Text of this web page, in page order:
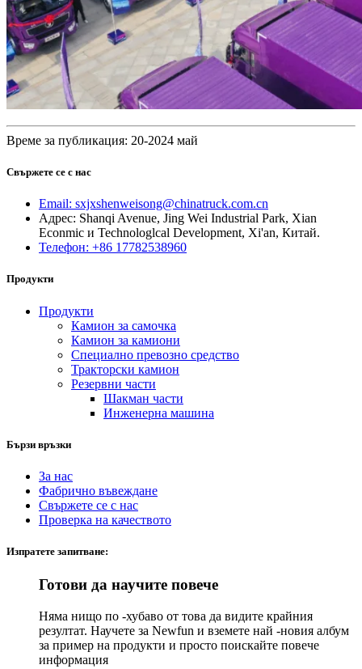
Време за публикация: 20-2024 май
Свържете се с нас
Email: sxjxshenweisong@chinatruck.com.cn
Адрес: Shanqi Avenue, Jing Wei Industrial Park, Xian
Econmic и Technologlcal Development, Xi'an, Китай.
Телефон: +86 17782538960
Продукти
Продукти
Камион за самочка
Камион за камиони
Специално превозно средство
Тракторски камион
Резервни части
Шакман части
Инженерна машина
Бързи връзки
За нас
Фабрично въвеждане
Свържете се с нас
Проверка на качеството
Изпратете запитване:
Готови да научите повече
Няма нищо по -хубаво от това да видите крайния
резултат. Научете за Newfun и вземете най -новия албум
за пример на продукти и просто поискайте повече
информация